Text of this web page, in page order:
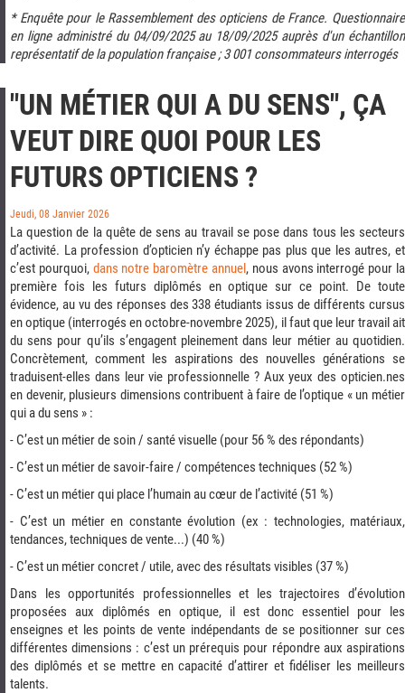
* Enquête pour le Rassemblement des opticiens de France. Questionnaire
en ligne administré du 04/09/2025 au 18/09/2025 auprès d'un échantillon
représentatif de la population française ; 3 001 consommateurs interrogés
"UN MÉTIER QUI A DU SENS", ÇA
VEUT DIRE QUOI POUR LES
FUTURS OPTICIENS ?
Jeudi, 08 Janvier 2026
La question de la quête de sens au travail se pose dans tous les secteurs
d’activité. La profession d’opticien n’y échappe pas plus que les autres, et
c’est pourquoi, dans notre baromètre annuel, nous avons interrogé pour la
première fois les futurs diplômés en optique sur ce point. De toute
évidence, au vu des réponses des 338 étudiants issus de différents cursus
en optique (interrogés en octobre-novembre 2025), il faut que leur travail ait
du sens pour qu’ils s’engagent pleinement dans leur métier au quotidien.
Concrètement, comment les aspirations des nouvelles générations se
traduisent-elles dans leur vie professionnelle ? Aux yeux des opticien.nes
en devenir, plusieurs dimensions contribuent à faire de l’optique « un métier
qui a du sens » :
- C’est un métier de soin / santé visuelle (pour 56 % des répondants)
- C’est un métier de savoir-faire / compétences techniques (52 %)
- C’est un métier qui place l’humain au cœur de l’activité (51 %)
- C’est un métier en constante évolution (ex : technologies, matériaux,
tendances, techniques de vente...) (40 %)
- C’est un métier concret / utile, avec des résultats visibles (37 %)
Dans les opportunités professionnelles et les trajectoires d’évolution
proposées aux diplômés en optique, il est donc essentiel pour les
enseignes et les points de vente indépendants de se positionner sur ces
différentes dimensions : c’est un prérequis pour répondre aux aspirations
des diplômés et se mettre en capacité d’attirer et fidéliser les meilleurs
talents.